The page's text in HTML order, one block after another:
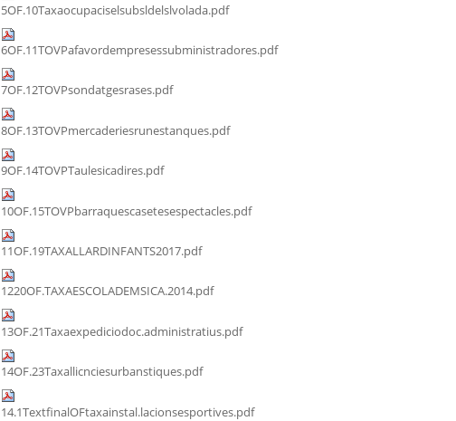
5OF.10Taxaocupaciselsubsldelslvolada.pdf
6OF.11TOVPafavordempresessubministradores.pdf
7OF.12TOVPsondatgesrases.pdf
8OF.13TOVPmercaderiesrunestanques.pdf
9OF.14TOVPTaulesicadires.pdf
10OF.15TOVPbarraquescasetesespectacles.pdf
11OF.19TAXALLARDINFANTS2017.pdf
1220OF.TAXAESCOLADEMSICA.2014.pdf
13OF.21Taxaexpediciodoc.administratius.pdf
14OF.23Taxallicnciesurbanstiques.pdf
14.1TextfinalOFtaxainstal.lacionsesportives.pdf